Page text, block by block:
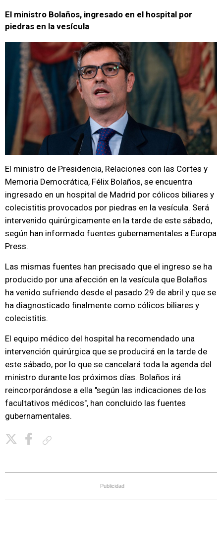
El ministro Bolaños, ingresado en el hospital por
piedras en la vesícula
El ministro de Presidencia, Relaciones con las Cortes y
Memoria Democrática, Félix Bolaños, se encuentra
ingresado en un hospital de Madrid por cólicos biliares y
colecistitis provocados por piedras en la vesícula. Será
intervenido quirúrgicamente en la tarde de este sábado,
según han informado fuentes gubernamentales a Europa
Press.
Las mismas fuentes han precisado que el ingreso se ha
producido por una afección en la vesícula que Bolaños
ha venido sufriendo desde el pasado 29 de abril y que se
ha diagnosticado finalmente como cólicos biliares y
colecistitis.
El equipo médico del hospital ha recomendado una
intervención quirúrgica que se producirá en la tarde de
este sábado, por lo que se cancelará toda la agenda del
ministro durante los próximos días. Bolaños irá
reincorporándose a ella "según las indicaciones de los
facultativos médicos", han concluido las fuentes
gubernamentales.
Publicidad